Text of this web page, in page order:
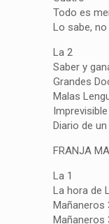
Todo es
Lo sabe,
La 2
Saber y
Grandes
Malas
Diario de
FRANJA
La 1
La hora de
Mañaneros
Mañaneros